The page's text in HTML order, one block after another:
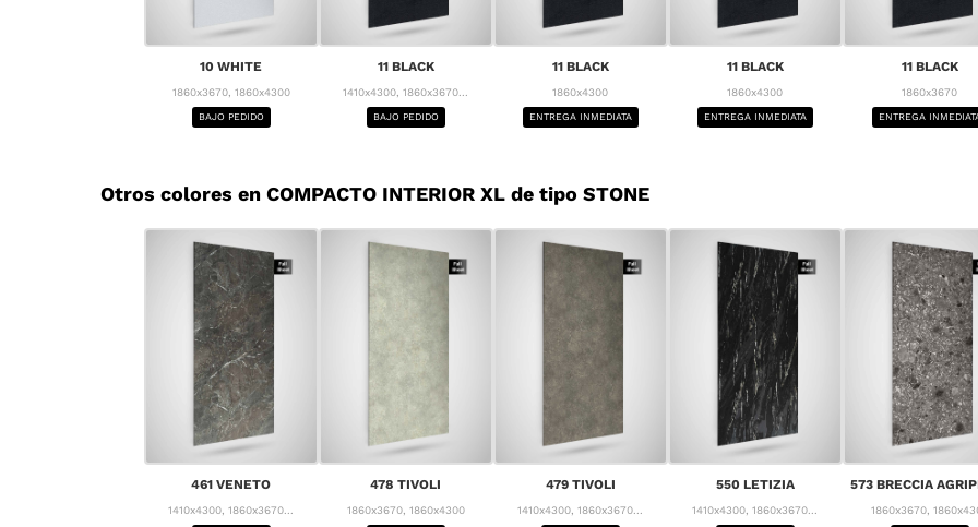
10 WHITE
1860x3670, 1860x4300
BAJO PEDIDO
11 BLACK
1410x4300, 1860x3670...
BAJO PEDIDO
11 BLACK
1860x4300
ENTREGA INMEDIATA
11 BLACK
1860x4300
ENTREGA INMEDIATA
11 BLACK
1860x3670
ENTREGA
Otros colores en COMPACTO INTERIOR XL de tipo STONE
461 VENETO
1410x4300, 1860x3670...
478 TIVOLI
1860x3670, 1860x4300
479 TIVOLI
1410x4300, 1860x3670...
550 LETIZIA
1410x4300, 1860x3670...
573 BRECCIA
1860x3670,